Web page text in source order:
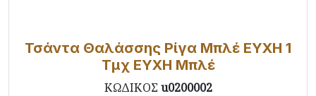
Τσάντα Θαλάσσης Ρίγα Μπλέ ΕΥΧΗ 1
Τμχ ΕΥΧΗ Μπλέ
ΚΩΔΙΚΟΣ u0200002